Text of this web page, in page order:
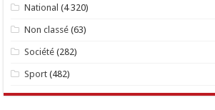
National (4 320)
Non classé (63)
Société (282)
Sport (482)